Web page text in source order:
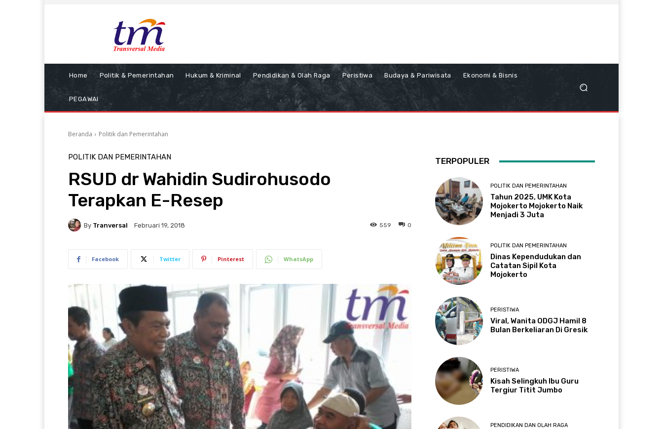
Home Politik & Pemerintahan Hukum & Kriminal Pendidikan & Olah Raga Peristiwa Budaya & Pariwisata Ekonomi & Bisnis
PEGAWAI
Beranda Politik dan Pemerintahan
POLITIK DAN PEMERINTAHAN
RSUD dr Wahidin Sudirohusodo
Terapkan E-Resep
By Tranversal Februari 19, 2018 0
559
Facebook Twitter Pinterest WhatsApp
TERPOPULER
POLITIK DAN PEMERINTAHAN
Tahun 2025, UMK Kota
Mojokerto Mojokerto Naik
Menjadi 3 Juta
POLITIK DAN PEMERINTAHAN
Dinas Kependudukan dan
Catatan Sipil Kota
Mojokerto
PERISTIWA
Viral, Wanita ODGJ Hamil 8
Bulan Berkeliaran Di Gresik
PERISTIWA
Kisah Selingkuh Ibu Guru
Tergiur Titit Jumbo
PENDIDIKAN DAN OLAH RAGA